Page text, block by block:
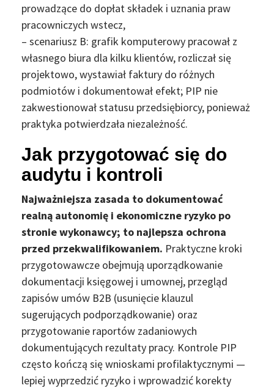
prowadzące do dopłat składek i uznania praw
pracowniczych wstecz,
– scenariusz B: grafik komputerowy pracował z
własnego biura dla kilku klientów, rozliczał się
projektowo, wystawiał faktury do różnych
podmiotów i dokumentował efekt; PIP nie
zakwestionował statusu przedsiębiorcy, ponieważ
praktyka potwierdzała niezależność.
Jak przygotować się do
audytu i kontroli
Najważniejsza zasada to dokumentować
realną autonomię i ekonomiczne ryzyko po
stronie wykonawcy; to najlepsza ochrona
przed przekwalifikowaniem. Praktyczne kroki
przygotowawcze obejmują uporządkowanie
dokumentacji księgowej i umownej, przegląd
zapisów umów B2B (usunięcie klauzul
sugerujących podporządkowanie) oraz
przygotowanie raportów zadaniowych
dokumentujących rezultaty pracy. Kontrole PIP
często kończą się wnioskami profilaktycznymi —
lepiej wyprzedzić ryzyko i wprowadzić korekty